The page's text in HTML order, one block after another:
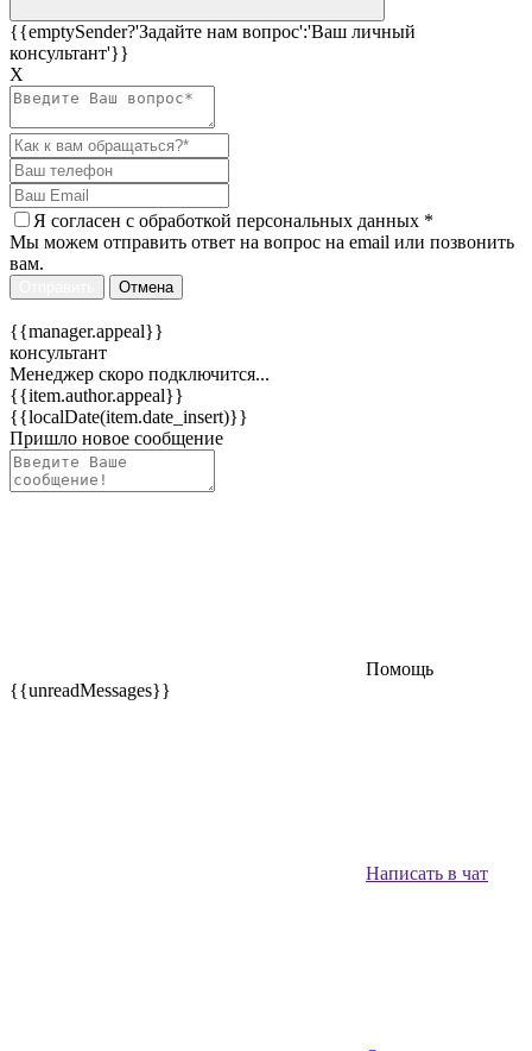
{{emptySender?'Задайте нам вопрос':'Ваш личный
консультант'}}
Х
Я согласен c обработкой персональных данных *
Мы можем отправить ответ на вопрос на email или позвонить
вам.
Отмена
{{manager.appeal}}
консультант
Менеджер скоро подключится...
{{item.author.appeal}}
{{localDate(item.date_insert)}}
Пришло новое сообщение
Помощь
{{unreadMessages}}
Написать в чат